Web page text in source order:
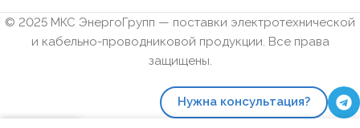
© 2025 МКС ЭнергоГрупп — поставки электротехнической
и кабельно-проводниковой продукции. Все права
защищены.
Нужна консультация?